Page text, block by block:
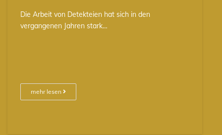
Die Arbeit von Detekteien hat sich in den
vergangenen Jahren stark…
mehr lesen